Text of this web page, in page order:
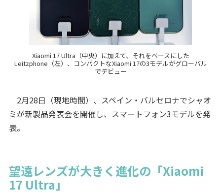
Xiaomi 17 Ultra（中央）に加えて、それをベースにした
Leitzphone（左）、コンパクトなXiaomi 17の3モデルがグローバル
でデビュー
2月28日（現地時間）、スペイン・バルセロナでシャオ
ミが新製品発表会を開催し、スマートフォン3モデルを発
表。
望遠レンズが大きく進化の「Xiaomi
17 Ultra」